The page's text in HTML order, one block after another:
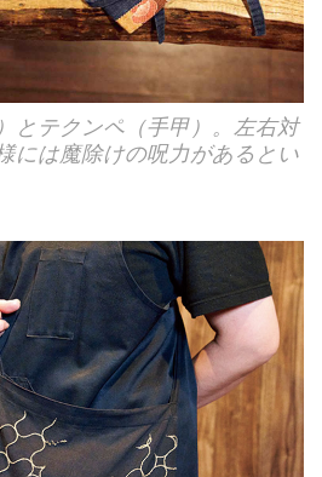
とテクンペ（手甲）。左右対
には魔除けの呪力があるとい